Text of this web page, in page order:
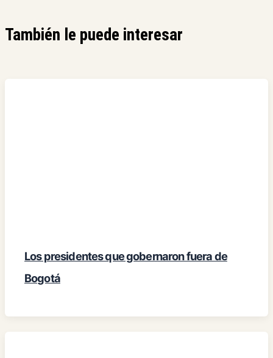
También le puede interesar
Los presidentes que gobernaron fuera de
Bogotá